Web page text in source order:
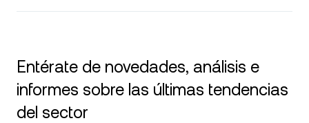
Entérate de novedades, análisis e
informes sobre las últimas tendencias
del sector